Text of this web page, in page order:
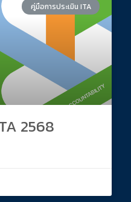
คู่มือการประเมิน ITA
2568